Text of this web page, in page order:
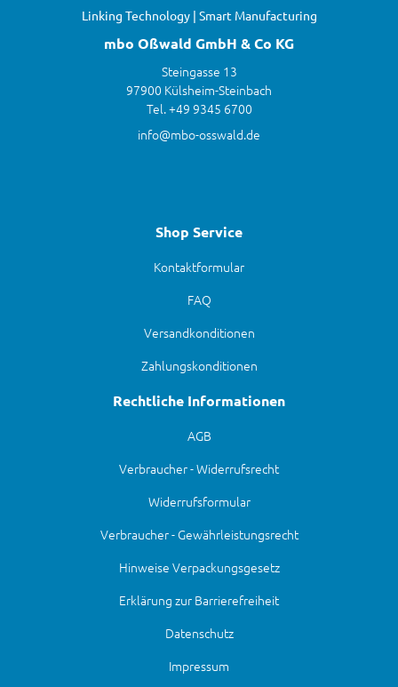
Linking Technology | Smart Manufacturing
mbo Oßwald GmbH & Co KG
Steingasse 13
97900 Külsheim-Steinbach
Tel. +49 9345 6700
info@mbo-osswald.de
Shop Service
Kontaktformular
FAQ
Versandkonditionen
Zahlungskonditionen
Rechtliche Informationen
AGB
Verbraucher - Widerrufsrecht
Widerrufsformular
Verbraucher - Gewährleistungsrecht
Hinweise Verpackungsgesetz
Erklärung zur Barrierefreiheit
Datenschutz
Impressum